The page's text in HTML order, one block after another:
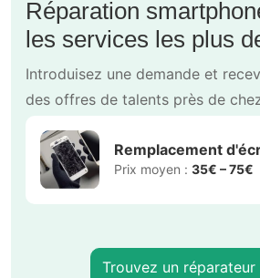
Réparation
les services les plus
Introduisez une demande et
des offres de talents près de
Remplacement
Prix moyen : 35€ – 75€
Trouvez un